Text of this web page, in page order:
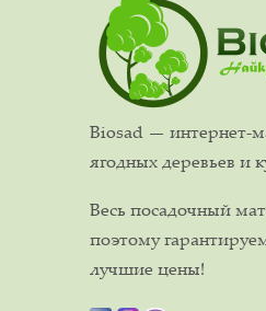
Biosad — интернет-
ягодных деревьев и
Весь посадочный
поэтому
лучшие цены!